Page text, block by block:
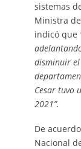
sistemas
Ministra
indicó que
disminuir el
Cesar tuvo
2021”.
De
Nacional